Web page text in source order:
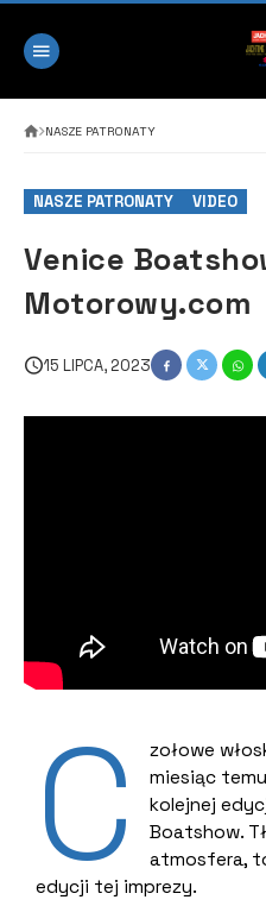
NASZE PATRONATY
NASZE PATRONATY VIDEO
Venice
Motorowy.com
15 LIPCA, 2023
C
zołowe
miesiąc
kolejnej
Boatshow.
atmosfera,
edycji tej imprezy.